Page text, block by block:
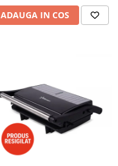
ADAUGA IN COS